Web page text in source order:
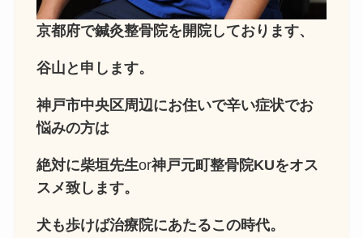
京都府で鍼灸整骨院を開院しております、
谷山と申します。
神戸市中央区周辺にお住いで辛い症状でお
悩みの方は
絶対に柴垣先生or神戸元町整骨院KUをオス
スメ致します。
犬も歩けば治療院にあたるこの時代。